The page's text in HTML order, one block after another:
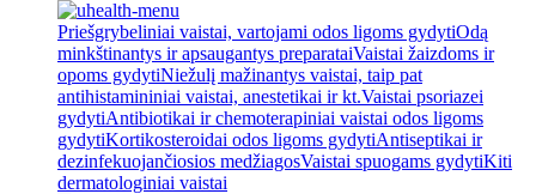
Priešgrybeliniai vaistai, vartojami odos ligoms gydytiOdą
minkštinantys ir apsaugantys preparataiVaistai žaizdoms ir
opoms gydytiNiežulį mažinantys vaistai, taip pat
antihistamininiai vaistai, anestetikai ir kt.Vaistai psoriazei
gydytiAntibiotikai ir chemoterapiniai vaistai odos ligoms
gydytiKortikosteroidai odos ligoms gydytiAntiseptikai ir
dezinfekuojančiosios medžiagosVaistai spuogams gydytiKiti
dermatologiniai vaistai